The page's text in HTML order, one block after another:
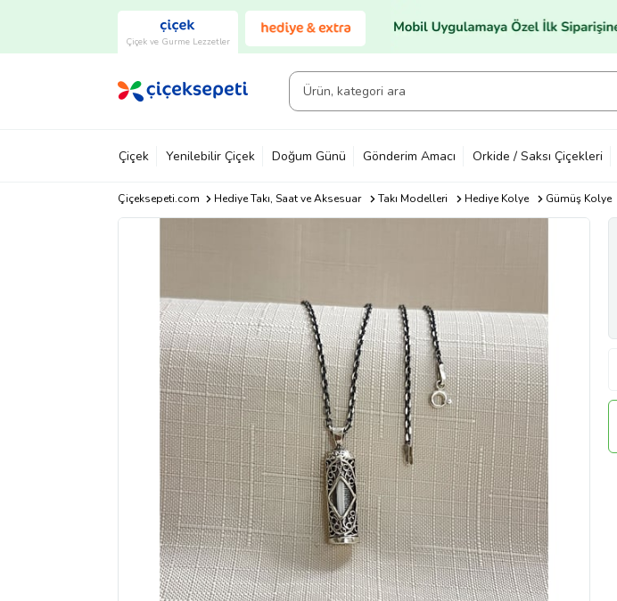
Çiçek ve Gurme Lezzetler
Çiçek Yenilebilir Çiçek Doğum Günü Gönderim Amacı Orkide / Saksı Çiçekleri
Çiçeksepeti.com Hediye Takı, Saat ve Aksesuar Takı Modelleri Hediye Kolye Gümüş Kolye